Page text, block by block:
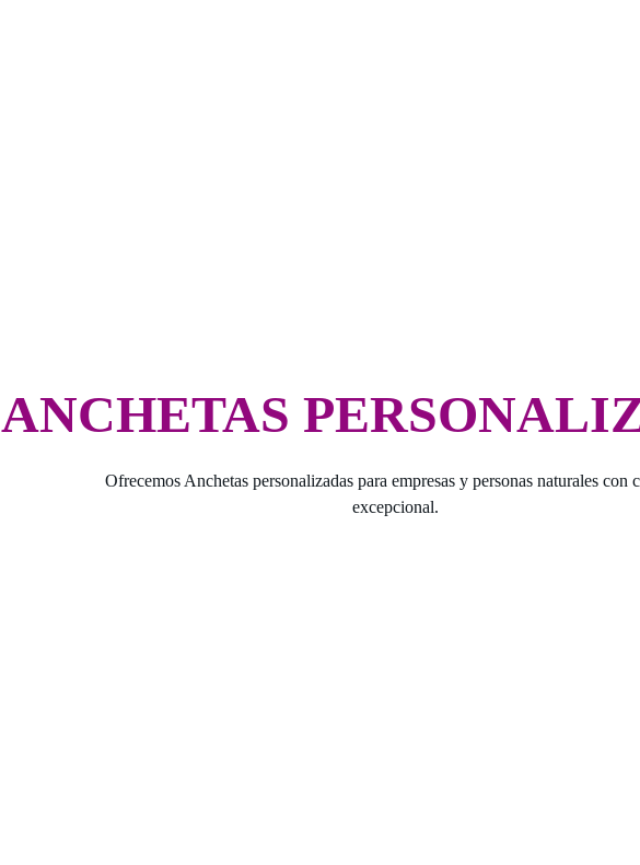
ANCHETAS
Ofrecemos Anchetas personalizadas para empresas y personas naturales con
excepcional.